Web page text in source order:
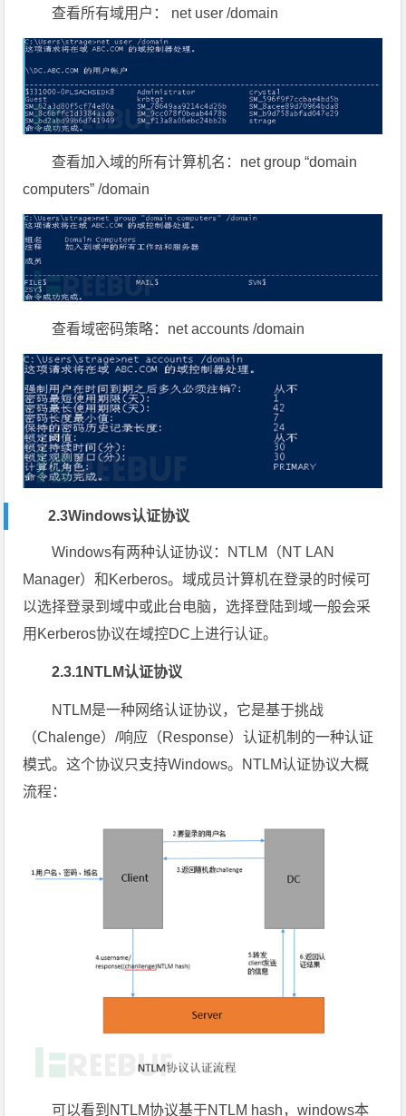
查看所有域用户： net user /domain
查看加入域的所有计算机名：net group “domain
computers” /domain
查看域密码策略：net accounts /domain
2.3Windows认证协议
Windows有两种认证协议：NTLM（NT LAN
Manager）和Kerberos。域成员计算机在登录的时候可
以选择登录到域中或此台电脑，选择登陆到域一般会采
用Kerberos协议在域控DC上进行认证。
2.3.1NTLM认证协议
NTLM是一种网络认证协议，它是基于挑战
（Chalenge）/响应（Response）认证机制的一种认证
模式。这个协议只支持Windows。NTLM认证协议大概
流程：
可以看到NTLM协议基于NTLM hash，windows本